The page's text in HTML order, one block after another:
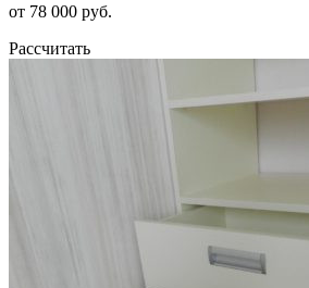
от 78 000 руб.
Рассчитать